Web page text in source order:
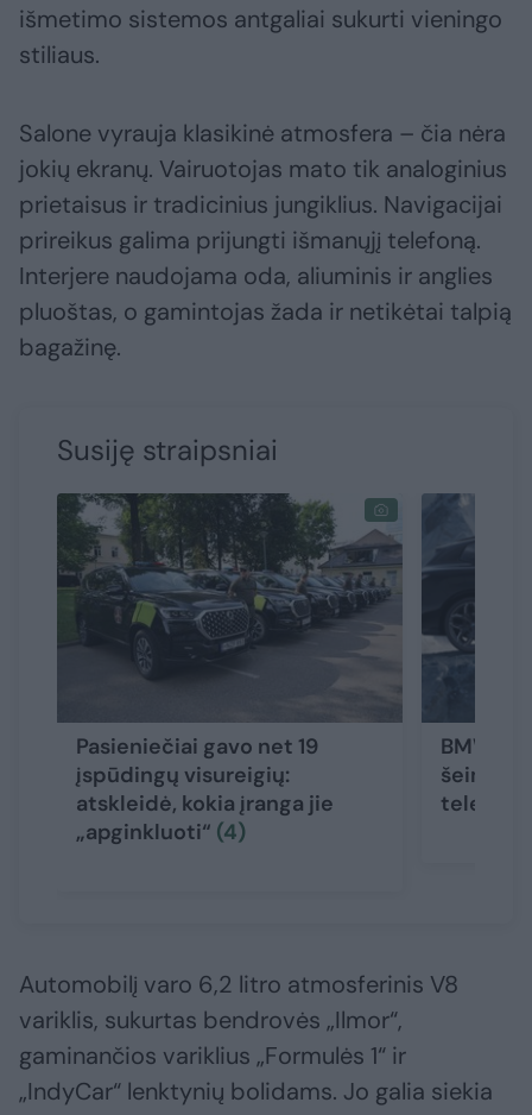
išmetimo sistemos antgaliai sukurti vieningo
stiliaus.
Salone vyrauja klasikinė atmosfera – čia nėra
jokių ekranų. Vairuotojas mato tik analoginius
prietaisus ir tradicinius jungiklius. Navigacijai
prireikus galima prijungti išmanųjį telefoną.
Interjere naudojama oda, aliuminis ir anglies
pluoštas, o gamintojas žada ir netikėtai talpią
bagažinę.
Susiję straipsniai
Pasieniečiai gavo net 19
įspūdingų visureigių:
atskleidė, kokia įranga jie
„apginkluoti“ (4)
BMW
Automobilį varo 6,2 litro atmosferinis V8
variklis, sukurtas bendrovės „Ilmor“,
gaminančios variklius „Formulės 1“ ir
„IndyCar“ lenktynių bolidams. Jo galia siekia